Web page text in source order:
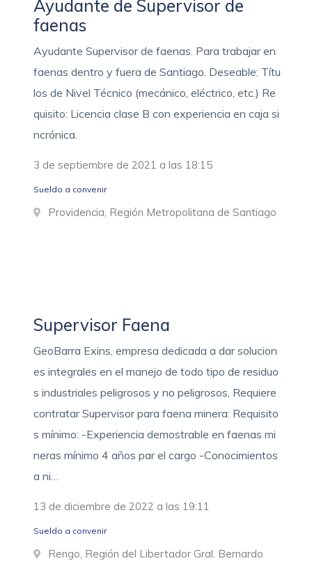
Ayudante de Supervisor de
faenas
Ayudante Supervisor de faenas. Para trabajar en
faenas dentro y fuera de Santiago. Deseable: Títu
los de Nivel Técnico (mecánico, eléctrico, etc.) Re
quisito: Licencia clase B con experiencia en caja si
ncrónica.
3 de septiembre de 2021 a las 18:15
Sueldo a convenir
Providencia, Región Metropolitana de Santiago
Supervisor Faena
GeoBarra Exins, empresa dedicada a dar solucion
es integrales en el manejo de todo tipo de residuo
s industriales peligrosos y no peligrosos, Requiere
contratar Supervisor para faena minera: Requisito
s mínimo: -Experiencia demostrable en faenas mi
neras mínimo 4 años par el cargo -Conocimientos
a ni…
13 de diciembre de 2022 a las 19:11
Sueldo a convenir
Rengo, Región del Libertador Gral. Bernardo